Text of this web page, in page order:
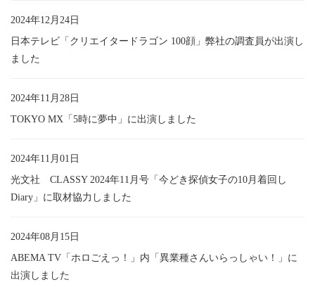
2024年12月24日
日本テレビ「クリエイタードラゴン 100顔」弊社の調査員が出演し
ました
2024年11月28日
TOKYO MX「5時に夢中」に出演しました
2024年11月01日
光文社 CLASSY 2024年11月号「今どき探偵女子の10月着回し
Diary」に取材協力しました
2024年08月15日
ABEMA TV「ホロごえっ！」内「異業種さんいらっしゃい！」に
出演しました